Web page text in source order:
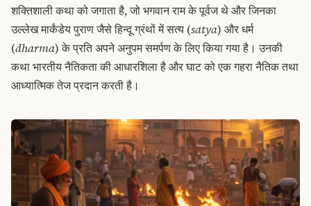
शक्तिशाली कथा को जगाता है, जो भगवान राम के पूर्वज थे और जिनका
उल्लेख मार्कंडेय पुराण जैसे हिन्दू ग्रंथों में सत्य (satya) और धर्म
(dharma) के प्रति अपने अनुपम समर्पण के लिए किया गया है। उनकी
कथा भारतीय नैतिकता की आधारशिला है और घाट को एक गहरा नैतिक तथा
आध्यात्मिक तेज प्रदान करती है।